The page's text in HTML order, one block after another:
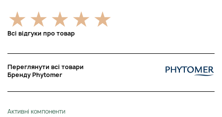
Всі відгуки про товар
Переглянути всі товари
Бренду Phytomer
Активні компоненти